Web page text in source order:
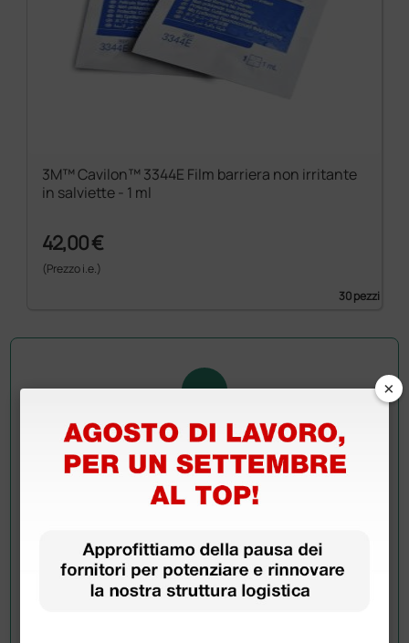
3M™ Cavilon™ 3344E Film barriera non irritante
in salviette - 1 ml
42,00 €
(Prezzo i.e.)
30 pezzi
Chiedi a un collega
informazioni?
Invia ora la tua domanda ai colleghi che hanno già
acquistato questo prodotto.
×